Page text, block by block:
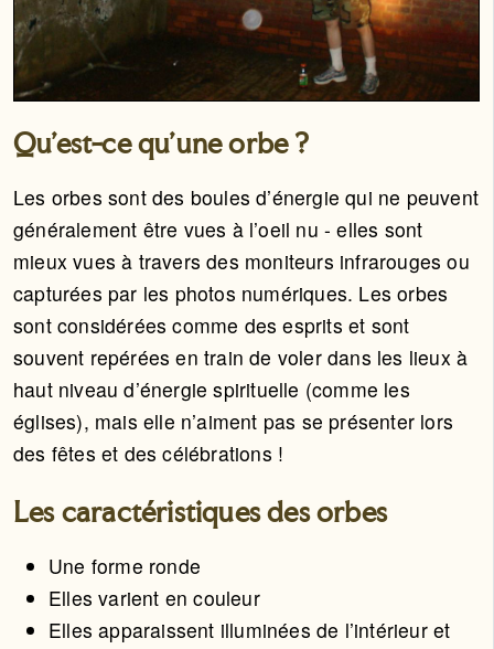
Qu’est-ce qu’une orbe ?
Les orbes sont des boules d’énergie qui ne peuvent
généralement être vues à l’oeil nu - elles sont
mieux vues à travers des moniteurs infrarouges ou
capturées par les photos numériques. Les orbes
sont considérées comme des esprits et sont
souvent repérées en train de voler dans les lieux à
haut niveau d’énergie spirituelle (comme les
églises), mais elle n’aiment pas se présenter lors
des fêtes et des célébrations !
Les caractéristiques des orbes
Une forme ronde
Elles varient en couleur
Elles apparaissent illuminées de l’intérieur et